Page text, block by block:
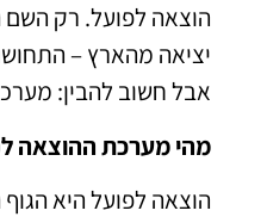
הוצאה לפועל. רק השם
יציאה מהארץ –
אבל חשוב להבין:
מהי מערכת ההוצאה
הוצאה לפועל היא